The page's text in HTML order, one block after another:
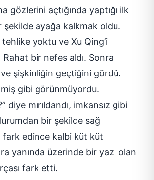
gözlerini açtığında yaptığı ilk
şekilde ayağa kalkmak oldu.
yoktu ve Xu Qing’i
bir nefes aldı. Sonra
şişkinliğin geçtiğini gördü.
gibi görünmüyordu.
diye mırıldandı, imkansız gibi
bir şekilde sağ
fark edince kalbi küt küt
yanında üzerinde bir yazı olan
fark etti.